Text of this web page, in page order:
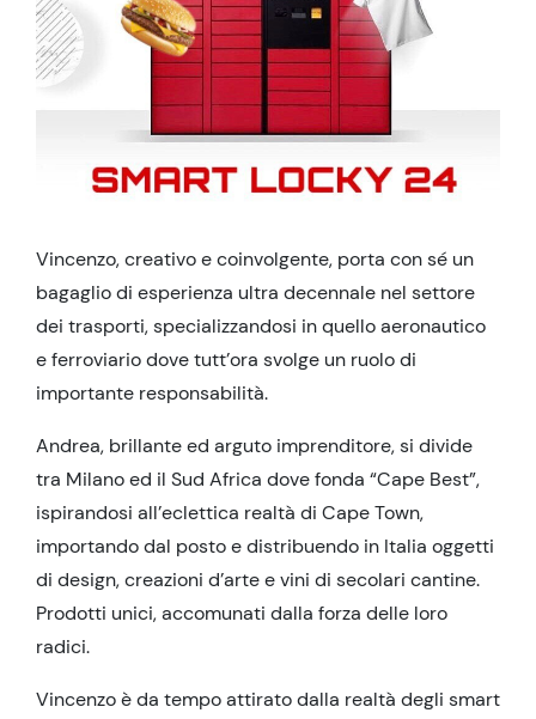
Vincenzo, creativo e coinvolgente, porta con sé un
bagaglio di esperienza ultra decennale nel settore
dei trasporti, specializzandosi in quello aeronautico
e ferroviario dove tutt’ora svolge un ruolo di
importante responsabilità.
Andrea, brillante ed arguto imprenditore, si divide
tra Milano ed il Sud Africa dove fonda “Cape Best”,
ispirandosi all’eclettica realtà di Cape Town,
importando dal posto e distribuendo in Italia oggetti
di design, creazioni d’arte e vini di secolari cantine.
Prodotti unici, accomunati dalla forza delle loro
radici.
Vincenzo è da tempo attirato dalla realtà degli smart